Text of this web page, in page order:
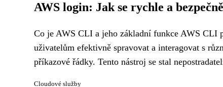
AWS login: Jak se rychle a
Co je AWS CLI a jeho základní funkce AWS CLI
uživatelům efektivně spravovat a interagovat s
příkazové řádky. Tento nástroj se stal
Cloudové služby